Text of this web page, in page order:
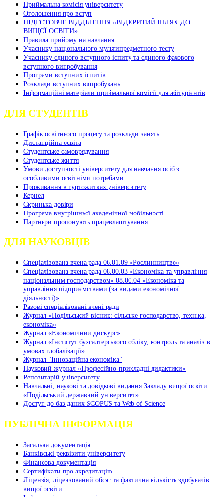
Приймальна комісія університету
Оголошення про вступ
ПІДГОТОВЧЕ ВІДДІЛЕННЯ «ВІДКРИТИЙ ШЛЯХ ДО
ВИЩОЇ ОСВІТИ»
Правила прийому на навчання
Учаснику національного мультипредметного тесту
Учаснику єдиного вступного іспиту та єдиного фахового
вступного випробування
Програми вступних іспитів
Розклади вступних випробувань
Інформаційні матеріали приймальної комісії для абітурієнтів
ДЛЯ СТУДЕНТІВ
Графік освітнього процесу та розклади занять
Дистанційна освіта
Студентське самоврядування
Студентське життя
Умови доступності університету для навчання осіб з
особливими освітніми потребами
Проживання в гуртожитках університету
Кернел
Скринька довіри
Програма внутрішньої академічної мобільності
Партнери пропонують працевлаштування
ДЛЯ НАУКОВЦІВ
Спеціалізована вчена рада 06.01.09 «Рослинництво»
Спеціалізована вчена рада 08.00.03 «Економіка та управління
національним господарством» 08.00.04 «Економіка та
управління підприємствами (за видами економічної
діяльності)»
Разові спеціалізовані вчені ради
Журнал «Подільський вісник: сільське господарство, техніка,
економіка»
Журнал «Економічний дискурс»
Журнал «Інститут бухгалтерського обліку, контроль та аналіз в
умовах глобалізації»
Журнал "Інноваційна економіка"
Науковий журнал «Професійно-прикладні дидактики»
Репозитарій університету
Навчальні, наукові та довідкові видання Закладу вищої освіти
«Подільський державний університет»
Доступ до баз даних SCOPUS та Web of Science
ПУБЛІЧНА ІНФОРМАЦІЯ
Загальна документація
Банківські реквізити університету
Фінансова документація
Сертифікати про акредитацію
Ліцензія, ліцензований обсяг та фактична кількість здобувачів
вищої освіти